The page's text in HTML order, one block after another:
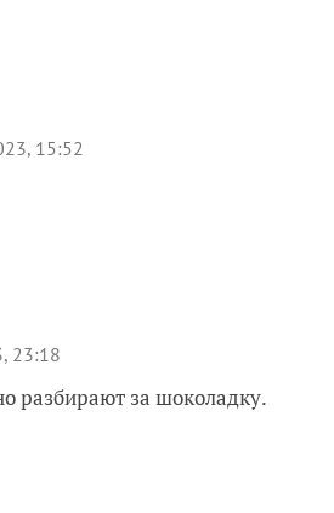
15:52
23:18
разбирают за шоколадку.